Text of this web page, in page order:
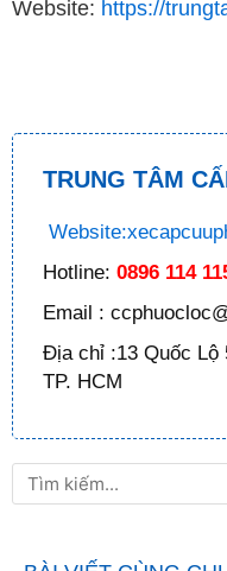
Website: https://
TRUNG TÂM
Hotline: 0896 114
Email :
Địa chỉ :13 Quốc Lộ
TP. HCM
Tìm
kiếm